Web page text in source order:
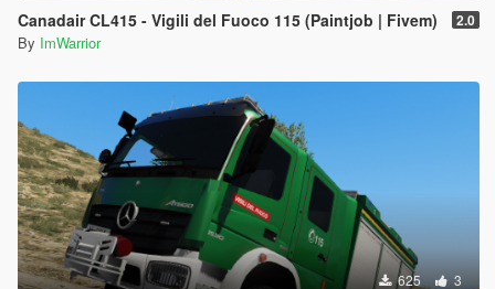
Canadair CL415 - Vigili del Fuoco 115 (Paintjob | Fivem) 2.0
By ImWarrior
625 3